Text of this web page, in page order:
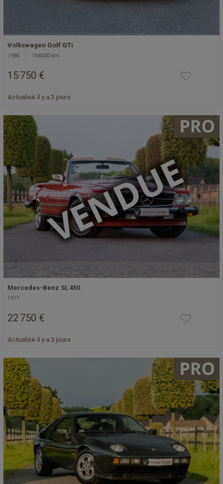
Volkswagen Golf GTi
1986 154000 km
15 750 €
Actualisé il y a 3 jours
Mercedes-Benz SL 450
1977
22 750 €
Actualisé il y a 3 jours